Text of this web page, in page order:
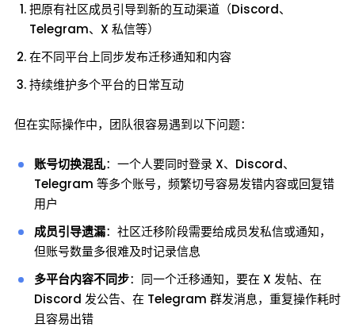
把原有社区成员引导到新的互动渠道（Discord、
Telegram、X 私信等）
在不同平台上同步发布迁移通知和内容
持续维护多个平台的日常互动
但在实际操作中，团队很容易遇到以下问题：
账号切换混乱：一个人要同时登录 X、Discord、
Telegram 等多个账号，频繁切号容易发错内容或回复错
用户
成员引导遗漏：社区迁移阶段需要给成员发私信或通知，
但账号数量多很难及时记录信息
多平台内容不同步：同一个迁移通知，要在 X 发帖、在
Discord 发公告、在 Telegram 群发消息，重复操作耗时
且容易出错